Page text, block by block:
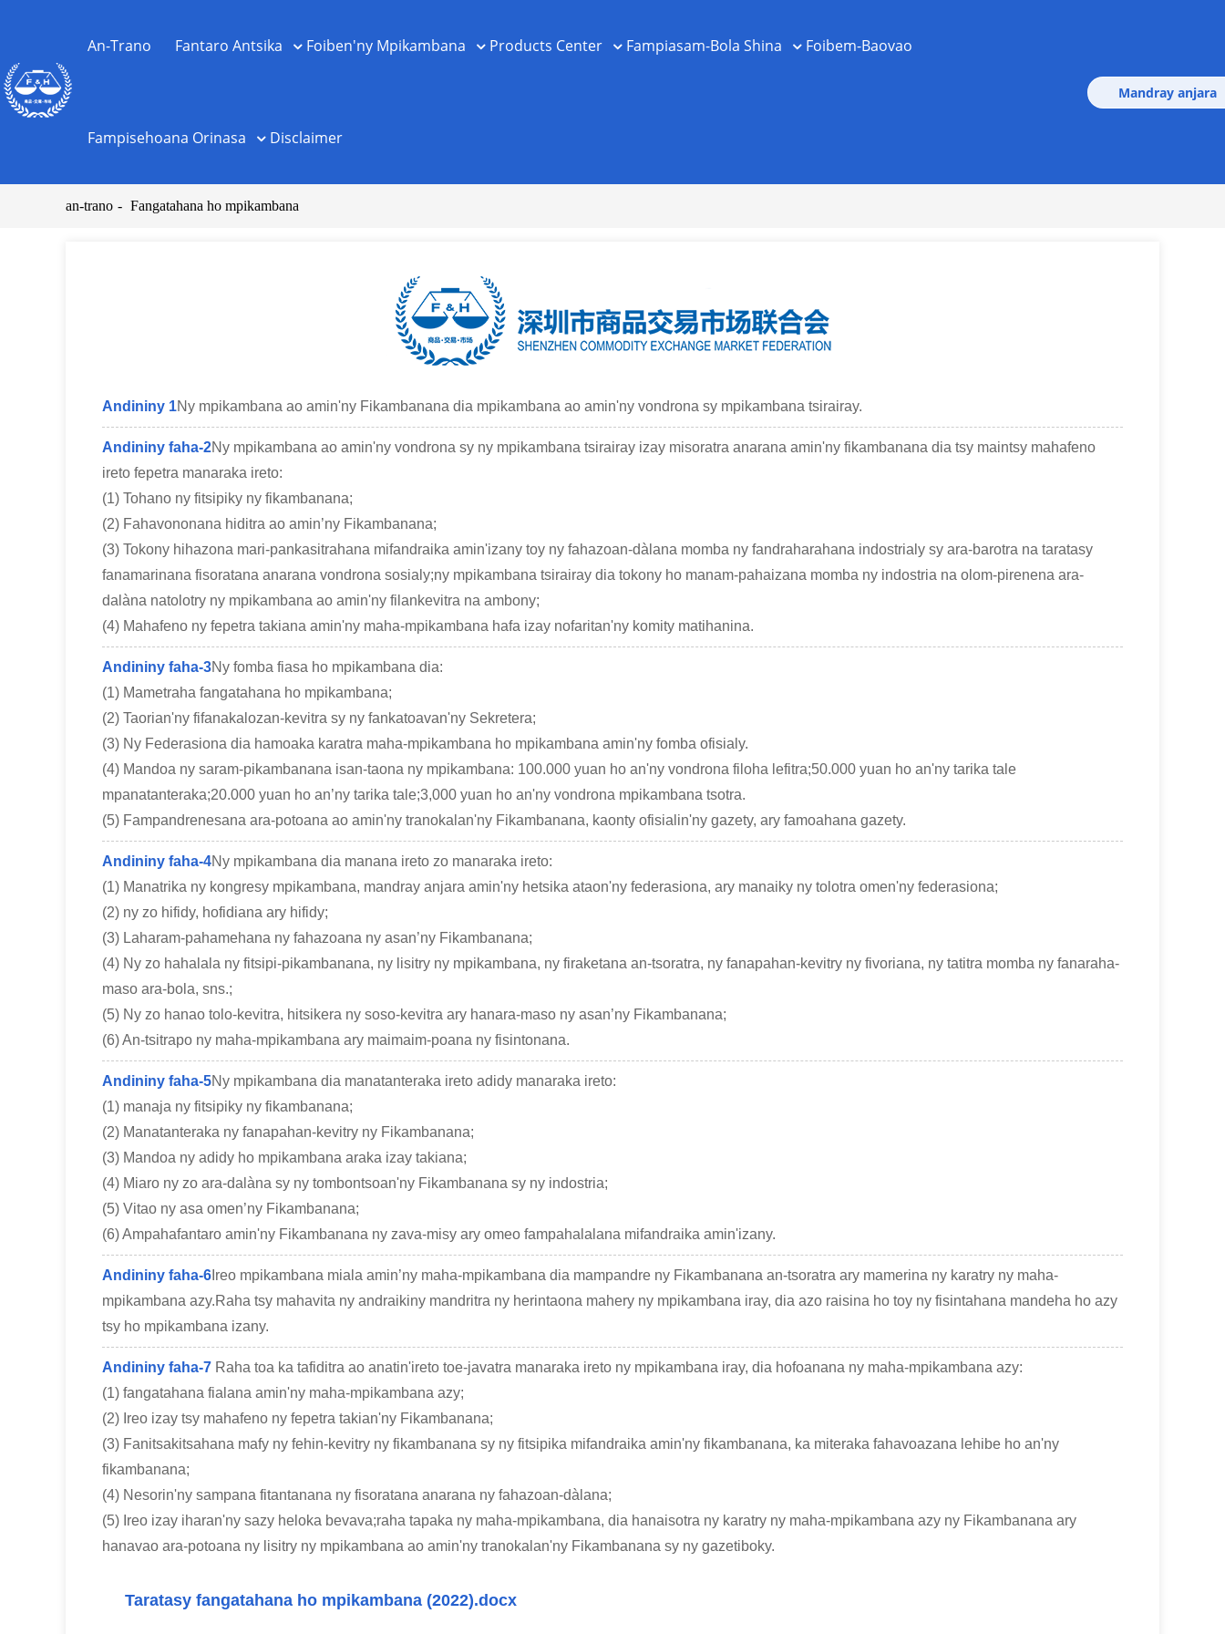
An-Trano Fantaro Antsika Foiben'ny Mpikambana Products Center Fampiasam-Bola Shina Foibem-Baovao
Fampisehoana Orinasa Disclaimer
Mandray anjara
an-trano Fangatahana ho mpikambana
Andininy 1Ny mpikambana ao amin'ny Fikambanana dia mpikambana ao amin'ny vondrona sy mpikambana tsirairay.
Andininy faha-2Ny mpikambana ao amin'ny vondrona sy ny mpikambana tsirairay izay misoratra anarana amin'ny fikambanana dia tsy maintsy mahafeno
ireto fepetra manaraka ireto:
(1) Tohano ny fitsipiky ny fikambanana;
(2) Fahavononana hiditra ao amin’ny Fikambanana;
(3) Tokony hihazona mari-pankasitrahana mifandraika amin'izany toy ny fahazoan-dàlana momba ny fandraharahana indostrialy sy ara-barotra na taratasy
fanamarinana fisoratana anarana vondrona sosialy;ny mpikambana tsirairay dia tokony ho manam-pahaizana momba ny indostria na olom-pirenena ara-
dalàna natolotry ny mpikambana ao amin'ny filankevitra na ambony;
(4) Mahafeno ny fepetra takiana amin'ny maha-mpikambana hafa izay nofaritan'ny komity matihanina.
Andininy faha-3Ny fomba fiasa ho mpikambana dia:
(1) Mametraha fangatahana ho mpikambana;
(2) Taorian'ny fifanakalozan-kevitra sy ny fankatoavan'ny Sekretera;
(3) Ny Federasiona dia hamoaka karatra maha-mpikambana ho mpikambana amin'ny fomba ofisialy.
(4) Mandoa ny saram-pikambanana isan-taona ny mpikambana: 100.000 yuan ho an'ny vondrona filoha lefitra;50.000 yuan ho an'ny tarika tale
mpanatanteraka;20.000 yuan ho an’ny tarika tale;3,000 yuan ho an'ny vondrona mpikambana tsotra.
(5) Fampandrenesana ara-potoana ao amin'ny tranokalan'ny Fikambanana, kaonty ofisialin'ny gazety, ary famoahana gazety.
Andininy faha-4Ny mpikambana dia manana ireto zo manaraka ireto:
(1) Manatrika ny kongresy mpikambana, mandray anjara amin'ny hetsika ataon'ny federasiona, ary manaiky ny tolotra omen'ny federasiona;
(2) ny zo hifidy, hofidiana ary hifidy;
(3) Laharam-pahamehana ny fahazoana ny asan’ny Fikambanana;
(4) Ny zo hahalala ny fitsipi-pikambanana, ny lisitry ny mpikambana, ny firaketana an-tsoratra, ny fanapahan-kevitry ny fivoriana, ny tatitra momba ny fanaraha-
maso ara-bola, sns.;
(5) Ny zo hanao tolo-kevitra, hitsikera ny soso-kevitra ary hanara-maso ny asan’ny Fikambanana;
(6) An-tsitrapo ny maha-mpikambana ary maimaim-poana ny fisintonana.
Andininy faha-5Ny mpikambana dia manatanteraka ireto adidy manaraka ireto:
(1) manaja ny fitsipiky ny fikambanana;
(2) Manatanteraka ny fanapahan-kevitry ny Fikambanana;
(3) Mandoa ny adidy ho mpikambana araka izay takiana;
(4) Miaro ny zo ara-dalàna sy ny tombontsoan'ny Fikambanana sy ny indostria;
(5) Vitao ny asa omen’ny Fikambanana;
(6) Ampahafantaro amin'ny Fikambanana ny zava-misy ary omeo fampahalalana mifandraika amin'izany.
Andininy faha-6 Ireo mpikambana miala amin’ny maha-mpikambana dia mampandre ny Fikambanana an-tsoratra ary mamerina ny karatry ny maha-
mpikambana azy.Raha tsy mahavita ny andraikiny mandritra ny herintaona mahery ny mpikambana iray, dia azo raisina ho toy ny fisintahana mandeha ho azy
tsy ho mpikambana izany.
Andininy faha-7 Raha toa ka tafiditra ao anatin'ireto toe-javatra manaraka ireto ny mpikambana iray, dia hofoanana ny maha-mpikambana azy:
(1) fangatahana fialana amin'ny maha-mpikambana azy;
(2) Ireo izay tsy mahafeno ny fepetra takian'ny Fikambanana;
(3) Fanitsakitsahana mafy ny fehin-kevitry ny fikambanana sy ny fitsipika mifandraika amin'ny fikambanana, ka miteraka fahavoazana lehibe ho an'ny
fikambanana;
(4) Nesorin'ny sampana fitantanana ny fisoratana anarana ny fahazoan-dàlana;
(5) Ireo izay iharan'ny sazy heloka bevava;raha tapaka ny maha-mpikambana, dia hanaisotra ny karatry ny maha-mpikambana azy ny Fikambanana ary
hanavao ara-potoana ny lisitry ny mpikambana ao amin'ny tranokalan'ny Fikambanana sy ny gazetiboky.
Taratasy fangatahana ho mpikambana (2022).docx